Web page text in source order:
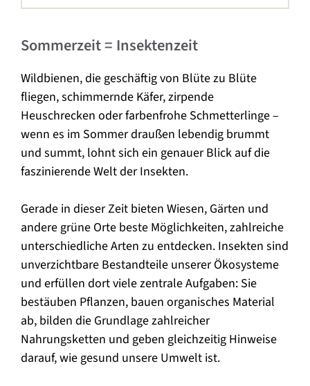
Sommerzeit = Insektenzeit
Wildbienen, die geschäftig von Blüte zu Blüte
fliegen, schimmernde Käfer, zirpende
Heuschrecken oder farbenfrohe Schmetterlinge –
wenn es im Sommer draußen lebendig brummt
und summt, lohnt sich ein genauer Blick auf die
faszinierende Welt der Insekten.
Gerade in dieser Zeit bieten Wiesen, Gärten und
andere grüne Orte beste Möglichkeiten, zahlreiche
unterschiedliche Arten zu entdecken. Insekten sind
unverzichtbare Bestandteile unserer Ökosysteme
und erfüllen dort viele zentrale Aufgaben: Sie
bestäuben Pflanzen, bauen organisches Material
ab, bilden die Grundlage zahlreicher
Nahrungsketten und geben gleichzeitig Hinweise
darauf, wie gesund unsere Umwelt ist.